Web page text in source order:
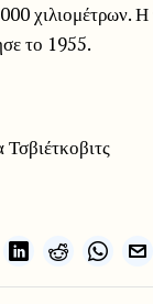
χιλιομέτρων.
το 1955.